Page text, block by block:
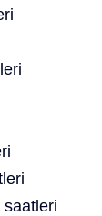
saatleri